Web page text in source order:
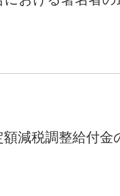
額減税調整給付金